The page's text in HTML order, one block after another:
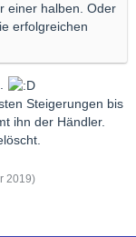
einer halben. Oder
erfolgreichen
Steigerungen bis
ihn der Händler.
2019)